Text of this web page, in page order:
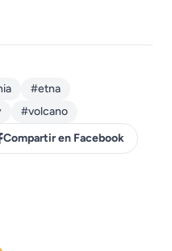
#etna
#volcano
Compartir en Facebook